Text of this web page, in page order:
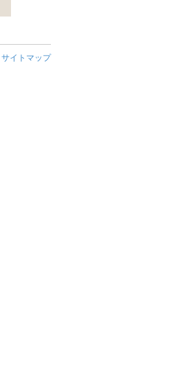
サイトマップ